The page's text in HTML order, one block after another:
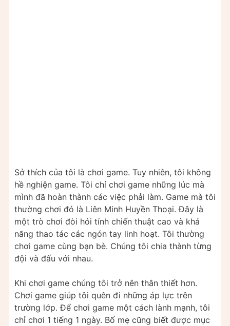
Sở thích của tôi là chơi game. Tuy nhiên, tôi không
hề nghiện game. Tôi chỉ chơi game những lúc mà
mình đã hoàn thành các việc phải làm. Game mà tôi
thường chơi đó là Liên Minh Huyền Thoại. Đây là
một trò chơi đòi hỏi tính chiến thuật cao và khả
năng thao tác các ngón tay linh hoạt. Tôi thường
chơi game cùng bạn bè. Chúng tôi chia thành từng
đội và đấu với nhau.
Khi chơi game chúng tôi trở nên thân thiết hơn.
Chơi game giúp tôi quên đi những áp lực trên
trường lớp. Để chơi game một cách lành mạnh, tôi
chỉ chơi 1 tiếng 1 ngày. Bố mẹ cũng biết được mục